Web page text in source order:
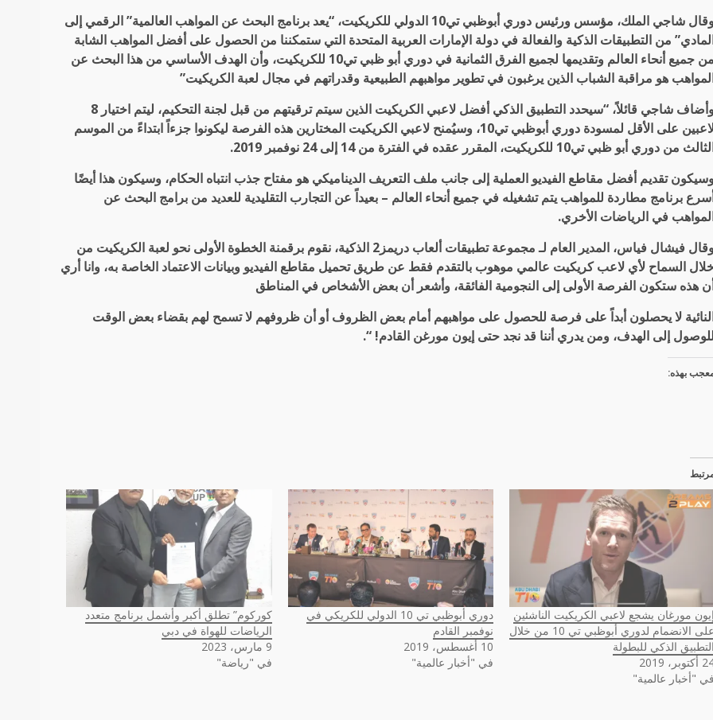
وقال شاجي الملك، مؤسس ورئيس دوري أبوظبي تي10 الدولي للكريكيت، “يعد برنامج البحث عن المواهب العالمية” الرقمي إلى
من التطبيقات الذكية والفعالة في دولة الإمارات العربية المتحدة التي ستمكننا من الحصول على أفضل المواهب الشابة
من جميع أنحاء العالم وتقديمها لجميع الفرق الثمانية في دوري أبو ظبي تي10 للكريكيت، وأن الهدف الأساسي من هذا البحث عن
هو مراقبة الشباب الذين يرغبون في تطوير مواهبهم الطبيعية وقدراتهم في مجال لعبة الكريكيت”
وأضاف شاجي قائلاً، “سيحدد التطبيق الذكي أفضل لاعبي الكريكيت الذين سيتم ترقيتهم من قبل لجنة التحكيم، ليتم اختيار 8
لاعبين على الأقل لمسودة دوري أبوظبي تي10، وسيُمنح لاعبي الكريكيت المختارين هذه الفرصة ليكونوا جزءاً ابتداءً من الموسم
من دوري أبو ظبي تي10 للكريكيت، المقرر عقده في الفترة من 14 إلى 24 نوفمبر 2019.
تقديم أفضل مقاطع الفيديو العملية إلى جانب ملف التعريف الديناميكي هو مفتاح جذب انتباه الحكام، وسيكون هذا أيضًا
برنامج مطاردة للمواهب يتم تشغيله في جميع أنحاء العالم – بعيداً عن التجارب التقليدية للعديد من برامج البحث عن
في الرياضات الأخري.
فيشال فياس، المدير العام لـمجموعة تطبيقات ألعاب دريمز2 الذكية
، نقوم برقمنة الخطوة الأولى نحو لعبة الكريكيت من
السماح لأي لاعب كريكيت عالمي موهوب بالتقدم فقط عن طريق تحميل مقاطع الفيديو وبيانات الاعتماد الخاصة به، وانا أري
هذه ستكون الفرصة الأولى إلى النجومية الفائقة، وأشعر أن بعض الأشخاص في المناطق
لا يحصلون أبداً على فرصة للحصول على مواهبهم أمام بعض الظروف أو أن ظروفهم لا تسمح لهم بقضاء بعض الوقت
للوصول إلى الهدف، ومن يدري أننا قد نجد حتى إيون مورغن القادم! “.
بهذه:
إيون مورغان يشجع لاعبي الكريكيت الناشئين
على الانضمام لدوري أبوظبي تي 10 من خلال
التطبيق الذكي للبطولة
2019
في "أخبار عالمية"
دوري أبوظبي تي 10 الدولي للكريكي في
نوفمبر القادم
10 أغسطس، 2019
في "أخبار عالمية"
كوركوم” تطلق أكبر وأشمل برنامج متعدد
الرياضات للهواة في دبي
9 مارس، 2023
في "رياضة"